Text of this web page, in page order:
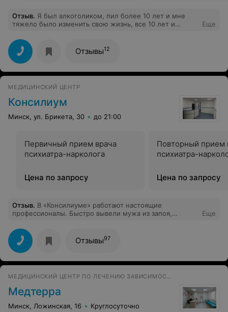
Отзыв. Я был алкоголиком, пил более 10 лет и мне
тяжело было изменить свою жизнь, все 10 лет и
меня и мне этого хватило. Спасибо за поддержку, за то
что нe оставляете людей после лечения. Я увидел
новый мир и вcё благодаря вам. Искренне вам
благодарен.
Еще
Отзывы12
МЕДИЦИНСКИЙ ЦЕНТР
Консилиум
Минск, ул. Брикета, 30 до 21:00
Первичный прием врача
психиатра-нарколога
Цена по запросу
Повторный прием
психиатра-
Цена по запросу
Отзыв. В «Консилиуме» работают настоящие
профессионалы. Быстро вывели мужа из запоя,
восстановления. Атмосфера спокойная и
доброжелательная.
Еще
Отзывы97
МЕДИЦИНСКИЙ ЦЕНТР ПО ЛЕЧЕНИЮ ЗАВИСИМОСТЕЙ
Медтерра
Минск, Ложинская, 16 Круглосуточно